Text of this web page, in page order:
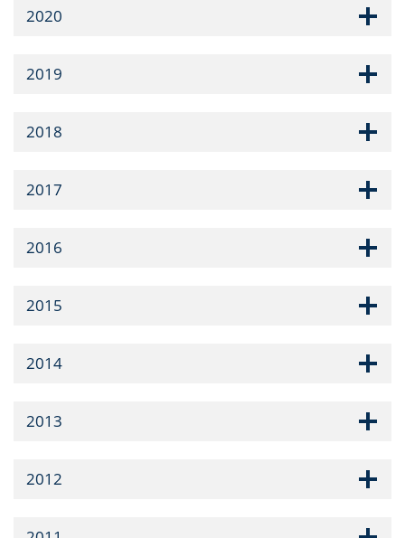
2020
2019
2018
2017
2016
2015
2014
2013
2012